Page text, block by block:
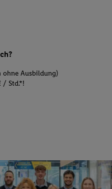
ohne Ausbildung)
/ Std.*!